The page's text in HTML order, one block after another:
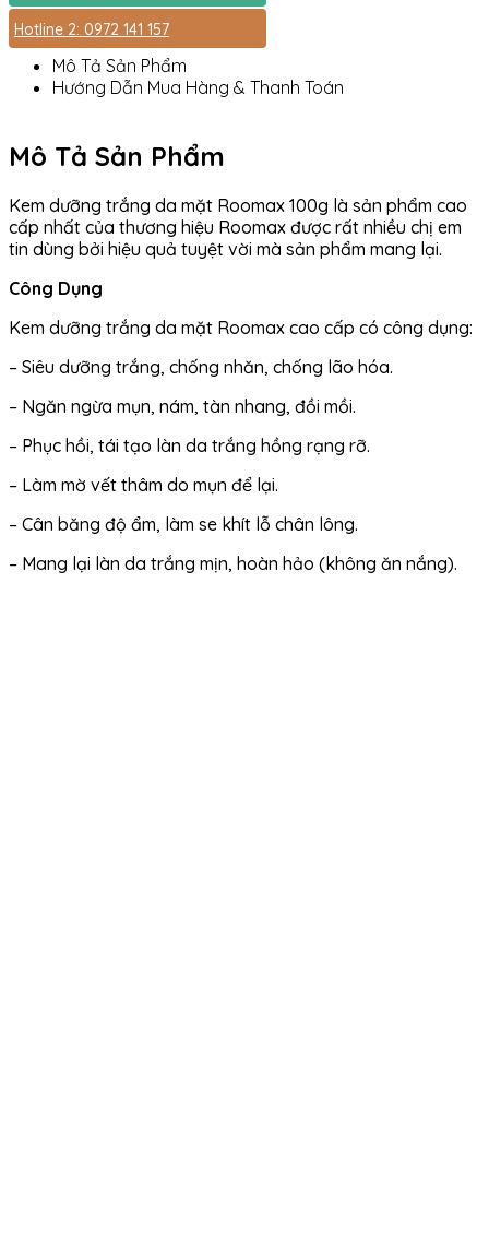
Hotline 2: 0972 141 157
Mô Tả Sản Phẩm
Hướng Dẫn Mua Hàng & Thanh Toán
Mô Tả Sản Phẩm
Kem dưỡng trắng da mặt Roomax 100g là sản phẩm cao
cấp nhất của thương hiệu Roomax được rất nhiều chị em
tin dùng bởi hiệu quả tuyệt vời mà sản phẩm mang lại.
Công Dụng
Kem dưỡng trắng da mặt Roomax cao cấp có công dụng:
– Siêu dưỡng trắng, chống nhăn, chống lão hóa.
– Ngăn ngừa mụn, nám, tàn nhang, đồi mồi.
– Phục hồi, tái tạo làn da trắng hồng rạng rỡ.
– Làm mờ vết thâm do mụn để lại.
– Cân băng độ ẩm, làm se khít lỗ chân lông.
– Mang lại làn da trắng mịn, hoàn hảo (không ăn nắng).